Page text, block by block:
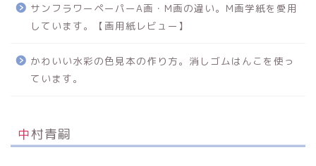
サンフラワーペーパーA画・M画の違い。M画学紙を愛用
しています。【画用紙レビュー】
かわいい水彩の色見本の作り方。消しゴムはんこを使っ
ています。
中村青嗣